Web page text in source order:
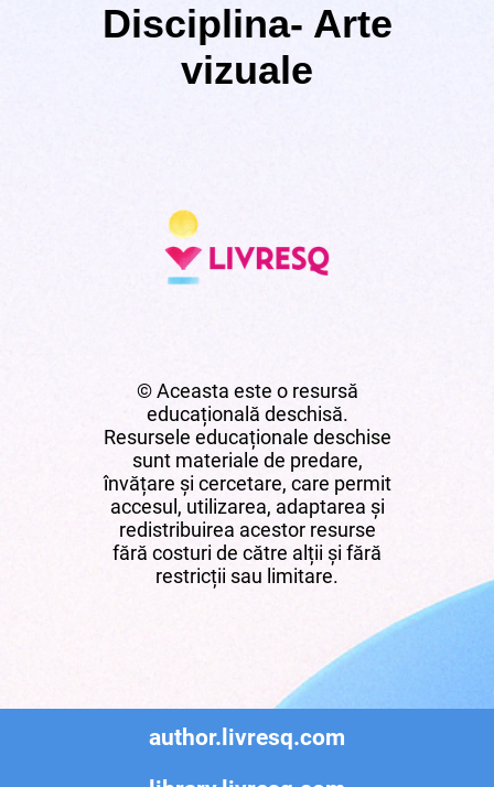
Disciplina- Arte
vizuale
© Aceasta este o resursă
educațională deschisă.
Resursele educaționale deschise
sunt materiale de predare,
învățare și cercetare, care permit
accesul, utilizarea, adaptarea și
redistribuirea acestor resurse
fără costuri de către alții și fără
restricții sau limitare.
author.livresq.com